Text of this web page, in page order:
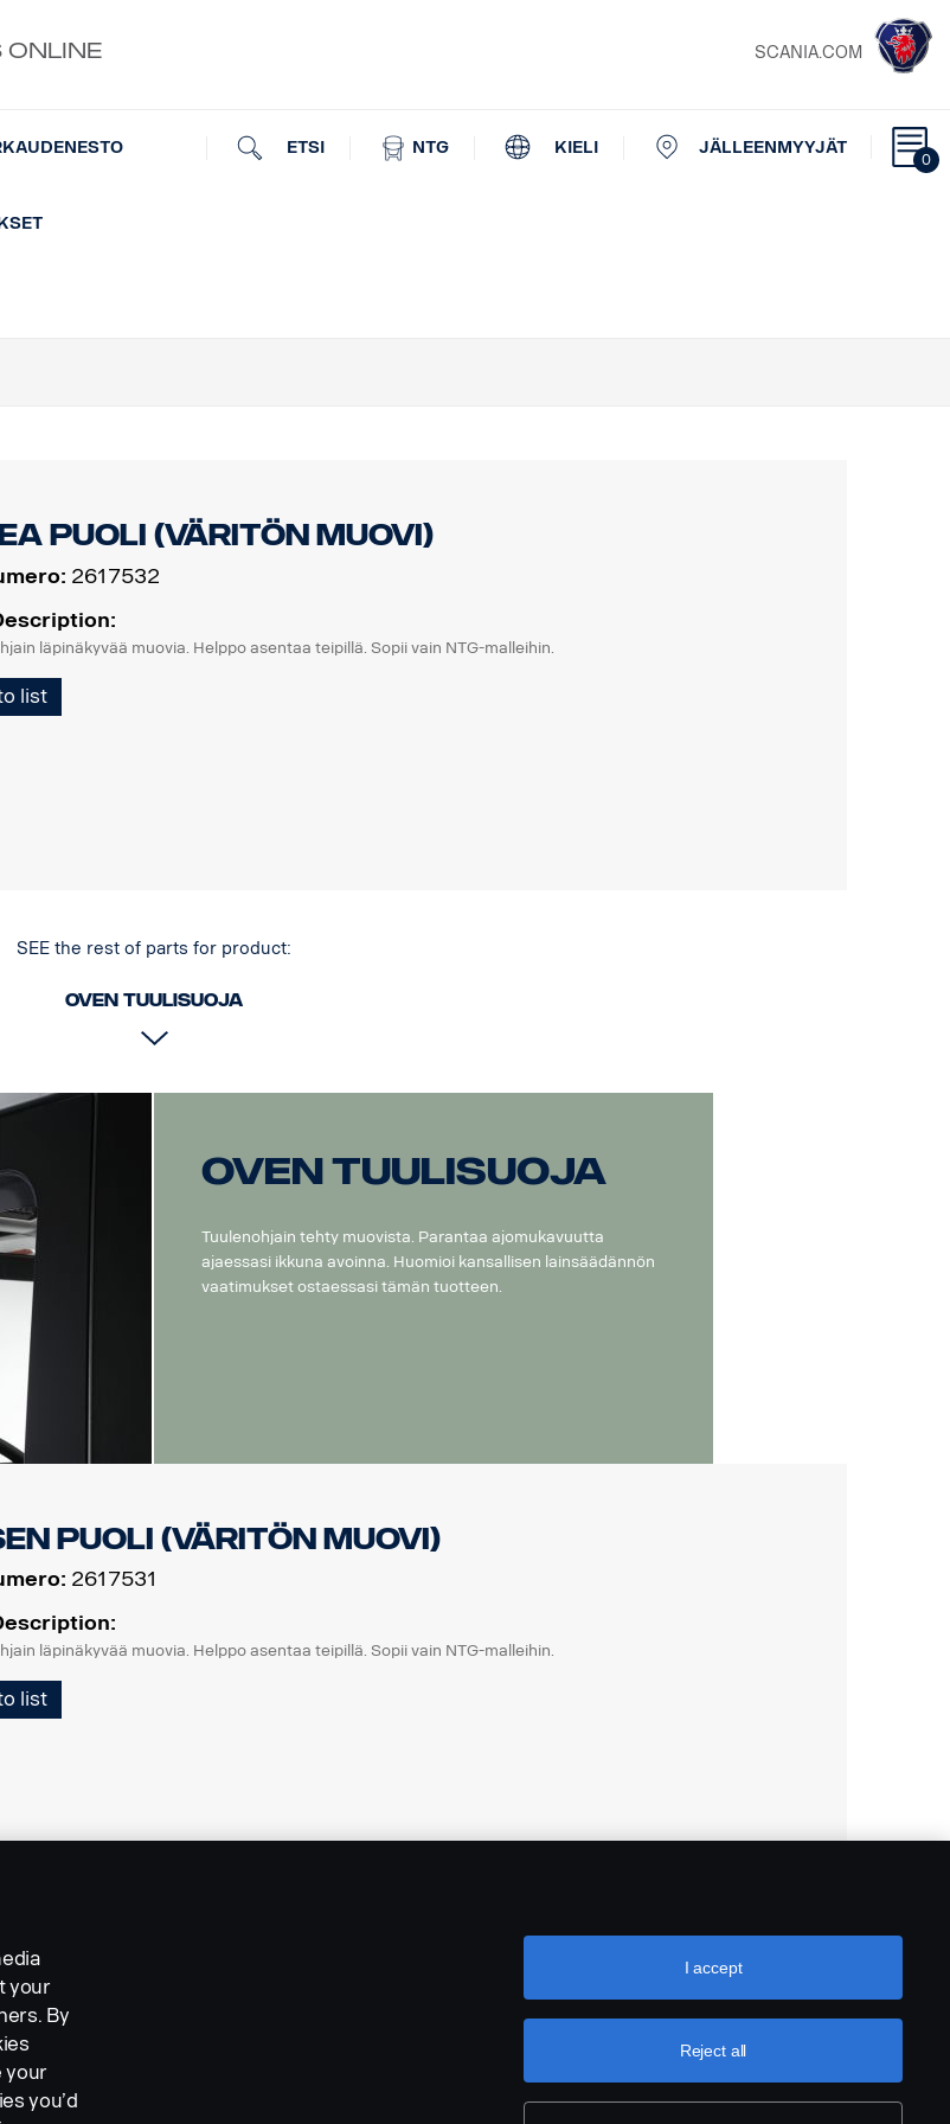
ONLINE SCANIA.COM
0
ETSI NTG KIELI JÄLLEENMYYJÄT
puoli (väritön muovi)
2617532
läpinäkyvää muovia. Helppo asentaa teipillä. Sopii vain NTG-malleihin.
list
SEE the rest of parts for product:
Oven tuulisuoja
Oven tuulisuoja
Tuulenohjain tehty muovista. Parantaa ajomukavuutta
ajaessasi ikkuna avoinna. Huomioi kansallisen lainsäädännön
vaatimukset ostaessasi tämän tuotteen.
puoli (väritön muovi)
2617531
läpinäkyvää muovia. Helppo asentaa teipillä. Sopii vain NTG-malleihin.
list
your
By
your
you’d
Reject all
I accept